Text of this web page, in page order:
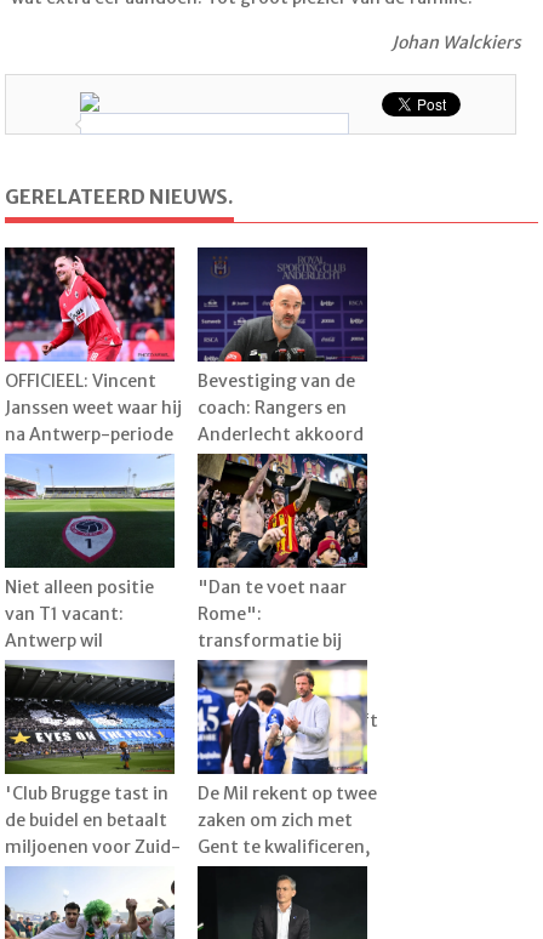
Johan Walckiers
GERELATEERD NIEUWS.
OFFICIEEL: Vincent
Janssen weet waar hij
na Antwerp-periode
gaat voetballen en
kiest voor aparte
uitdaging
Bevestiging van de
coach: Rangers en
Anderlecht akkoord
over transfer, speler
al vertrokken naar
België
Niet alleen positie
van T1 vacant:
Antwerp wil
technische staf nog
verder verstevigen
"Dan te voet naar
Rome":
transformatie bij
KVM, met Raman als
1e spits en de droom
dat sterkhouder blijft
'Club Brugge tast in
de buidel en betaalt
miljoenen voor Zuid-
Koreaan Lee Han-
beom'
De Mil rekent op twee
zaken om zich met
Gent te kwalificeren,
maar veelbesproken
Kanga is groot
vraagteken